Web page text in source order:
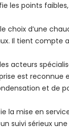
les points
choix d’une
Il tient compte
acteurs
est reconnue
et de
la mise en
suivi sérieux